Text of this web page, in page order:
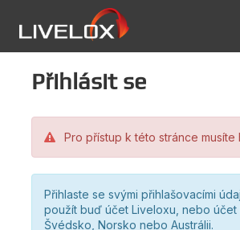
Přihlásit se
Pro přístup k této stránce musíte
Přihlaste se svými přihlašovacími
použít buď účet Liveloxu, nebo účet
Švédsko, Norsko nebo Austrálii.